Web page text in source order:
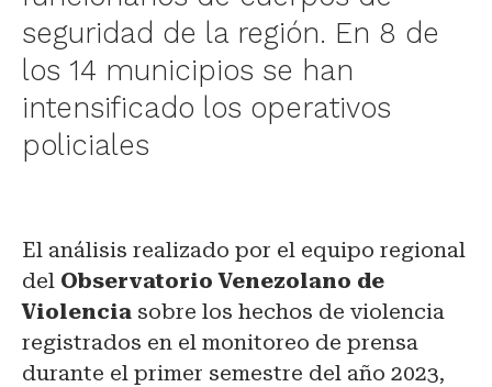
seguridad de la región. En 8 de
los 14 municipios se han
intensificado los operativos
policiales
El análisis realizado por el equipo regional
del Observatorio Venezolano de
Violencia sobre los hechos de violencia
registrados en el monitoreo de prensa
durante el primer semestre del año 2023,